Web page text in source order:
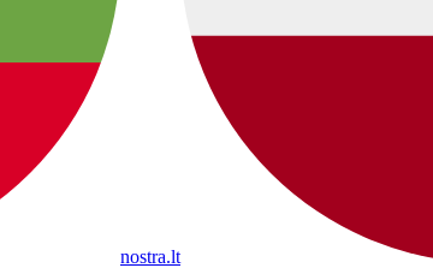
nostra.lt